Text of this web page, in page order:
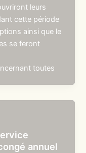
leurs
cette période
ainsi que le
se feront
toutes
annuel